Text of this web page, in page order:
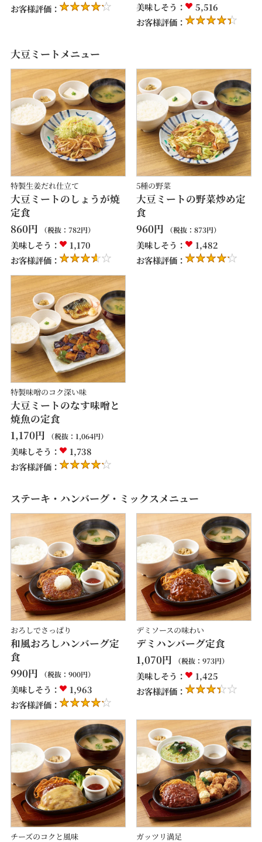
お客様評価：
美味しそう：
5,516
お客様評価：
大豆ミートメニュー
特製生姜だれ仕立て
大豆ミートのしょうが焼
定食
860円 （税抜： 782円）
美味しそう：
1,170
お客様評価：
5種の野菜
大豆ミートの野菜炒め定
食
960円 （税抜： 873円）
美味しそう：
1,482
お客様評価：
特製味噌のコク深い味
大豆ミートのなす味噌と
焼魚の定食
1,170円 （税抜： 1,064円）
美味しそう：
1,738
お客様評価：
ステーキ・ハンバーグ・ミックスメニュー
おろしでさっぱり
和風おろしハンバーグ定
食
990円 （税抜： 900円）
美味しそう：
1,963
お客様評価：
デミソースの味わい
デミハンバーグ定食
1,070円 （税抜： 973円）
美味しそう：
1,425
お客様評価：
チーズのコクと風味 ガッツリ満足